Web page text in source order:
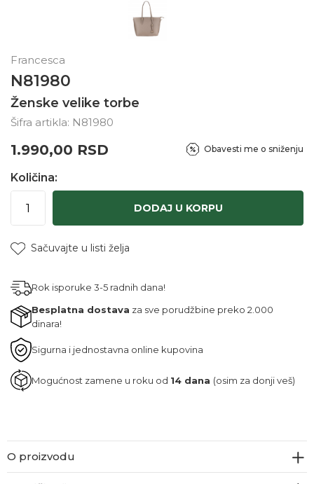
Francesca
N81980
Ženske velike torbe
Šifra artikla: N81980
1.990,00 RSD Obavesti me o sniženju
Količina:
DODAJ U KORPU
Sačuvajte u listi želja
Rok isporuke 3-5 radnih dana!
Besplatna dostava za sve porudžbine preko 2.000
dinara!
Sigurna i jednostavna online kupovina
Mogućnost zamene u roku od 14 dana (osim za donji veš)
O proizvodu